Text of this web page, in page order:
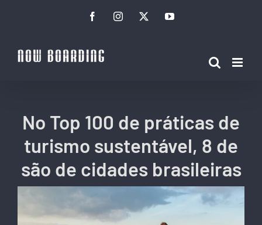
conteúdo
FacebookInstagramTwitterYouTube
No Top 100 de práticas de
turismo sustentável, 8 de
são de cidades brasileiras